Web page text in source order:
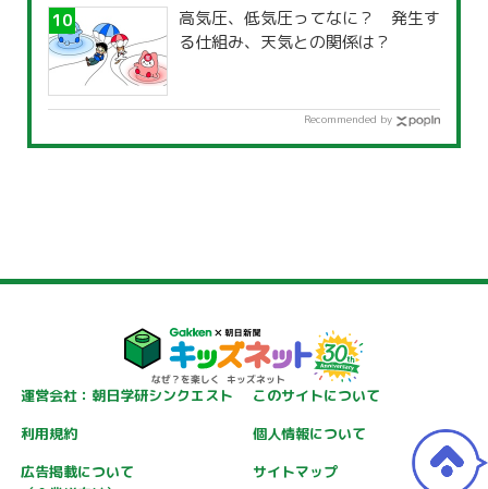
高気圧、低気圧ってなに？ 発生す
る仕組み、天気との関係は？
Recommended by
運営会社：朝日学研シンクエスト
このサイトについて
利用規約
個人情報について
広告掲載について
サイトマップ